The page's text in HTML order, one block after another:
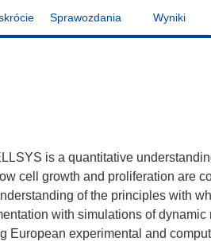
Sprawozdania Wyniki
is a quantitative
cell growth and proliferation are
of the principles with
with simulations of
European experimental and